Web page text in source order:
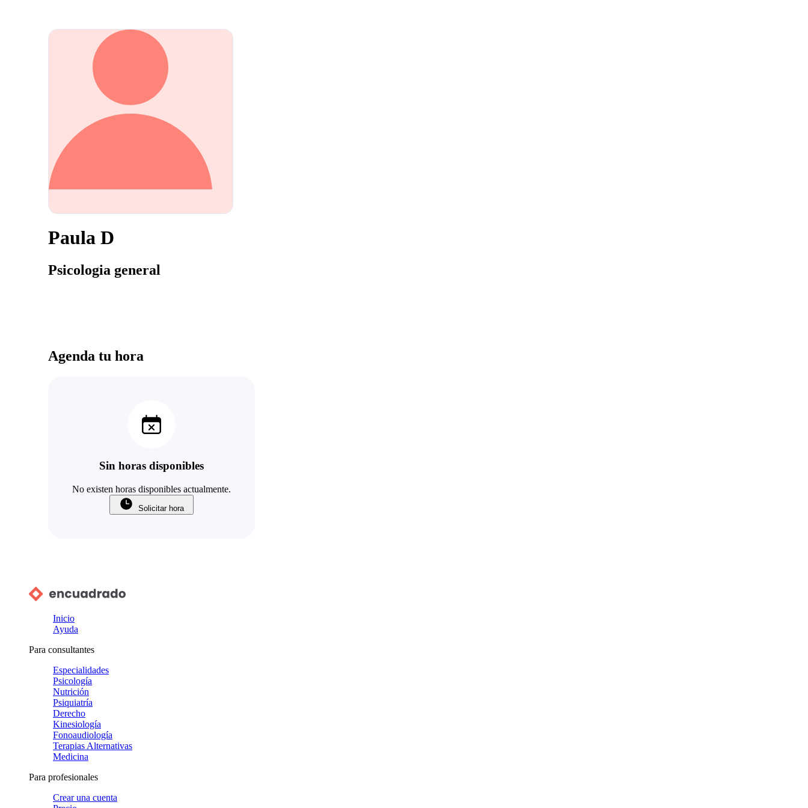
Paula D
Psicologia general
Agenda tu hora
Sin horas disponibles
No existen horas disponibles actualmente.
Solicitar hora
Inicio
Ayuda
Para consultantes
Especialidades
Psicología
Nutrición
Psiquiatría
Derecho
Kinesiología
Fonoaudiología
Terapias Alternativas
Medicina
Para profesionales
Crear una cuenta